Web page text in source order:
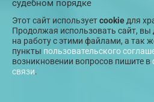
судебном порядке
Этот сайт используетcookie для
Продолжая использовать сайт, вы
на работу с этими файлами, а так
пункты пользовательского
возникновении вопросов пишите в
связи.